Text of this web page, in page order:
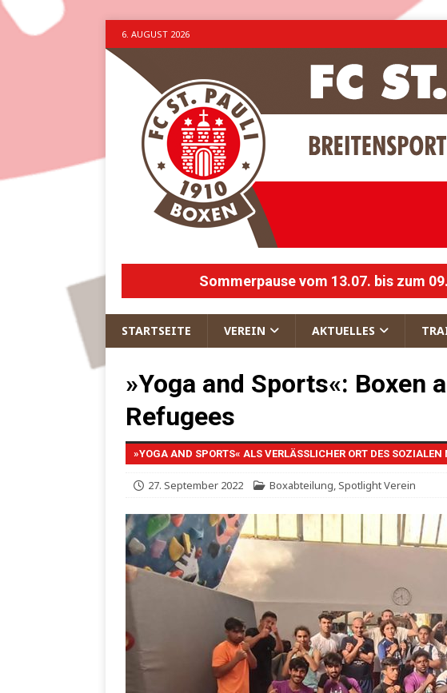
6. AUGUST 2026
Sommerpause vom 13.07. bis zum
STARTSEITE VEREIN AKTUELLES
»Yoga and Sports«: Boxen
Refugees
»YOGA AND SPORTS« ALS VERLÄSSLICHER ORT DES
27. September 2022 Boxabteilung, Spotlight Verein